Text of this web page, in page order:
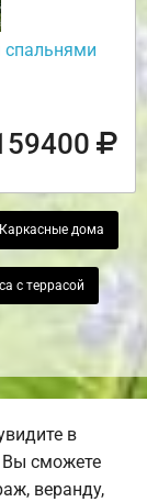
Каркасные дома
с террасой
в
сможете
веранду,